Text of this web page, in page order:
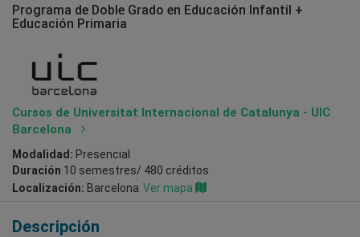
Programa de Doble Grado en Educación Infantil +
Educación Primaria
Cursos de Universitat Internacional de Catalunya - UIC
Barcelona
Modalidad: Presencial
Duración 10 semestres/ 480 créditos
Localización: Barcelona Ver mapa
Descripción